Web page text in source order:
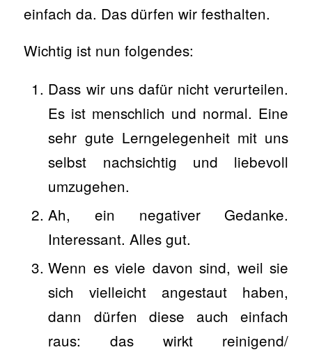
einfach da. Das dürfen wir festhalten.
Wichtig ist nun folgendes:
Dass wir uns dafür nicht verurteilen.
Es ist menschlich und normal. Eine
sehr gute Lerngelegenheit mit uns
selbst nachsichtig und liebevoll
umzugehen.
Ah, ein negativer Gedanke.
Interessant. Alles gut.
Wenn es viele davon sind, weil sie
sich vielleicht angestaut haben,
dann dürfen diese auch einfach
raus: das wirkt reinigend/